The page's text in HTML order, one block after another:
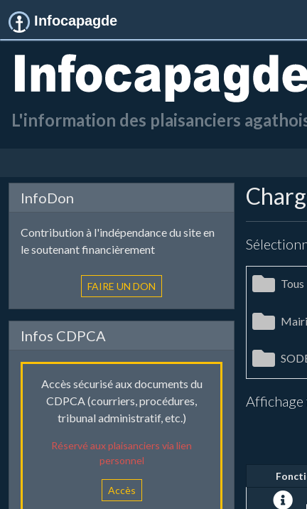
Infocapagde
L'information des plaisanciers
InfoDon
Contribution à l'indépendance du site en
le soutenant financièrement
Infos CDPCA
Accès sécurisé aux documents du
CDPCA (courriers, procédures,
tribunal administratif, etc.)
Réservé aux plaisanciers via lien
personnel
Accès
Tous